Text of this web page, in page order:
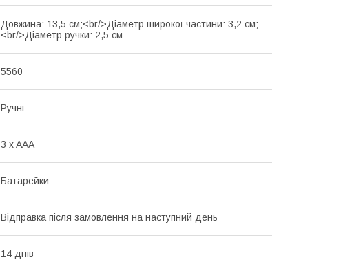
Довжина: 13,5 см;<br/>Діаметр широкої частини: 3,2 см;
<br/>Діаметр ручки: 2,5 см
5560
Ручні
3 x AAA
Батарейки
Відправка після замовлення на наступний день
14 днів